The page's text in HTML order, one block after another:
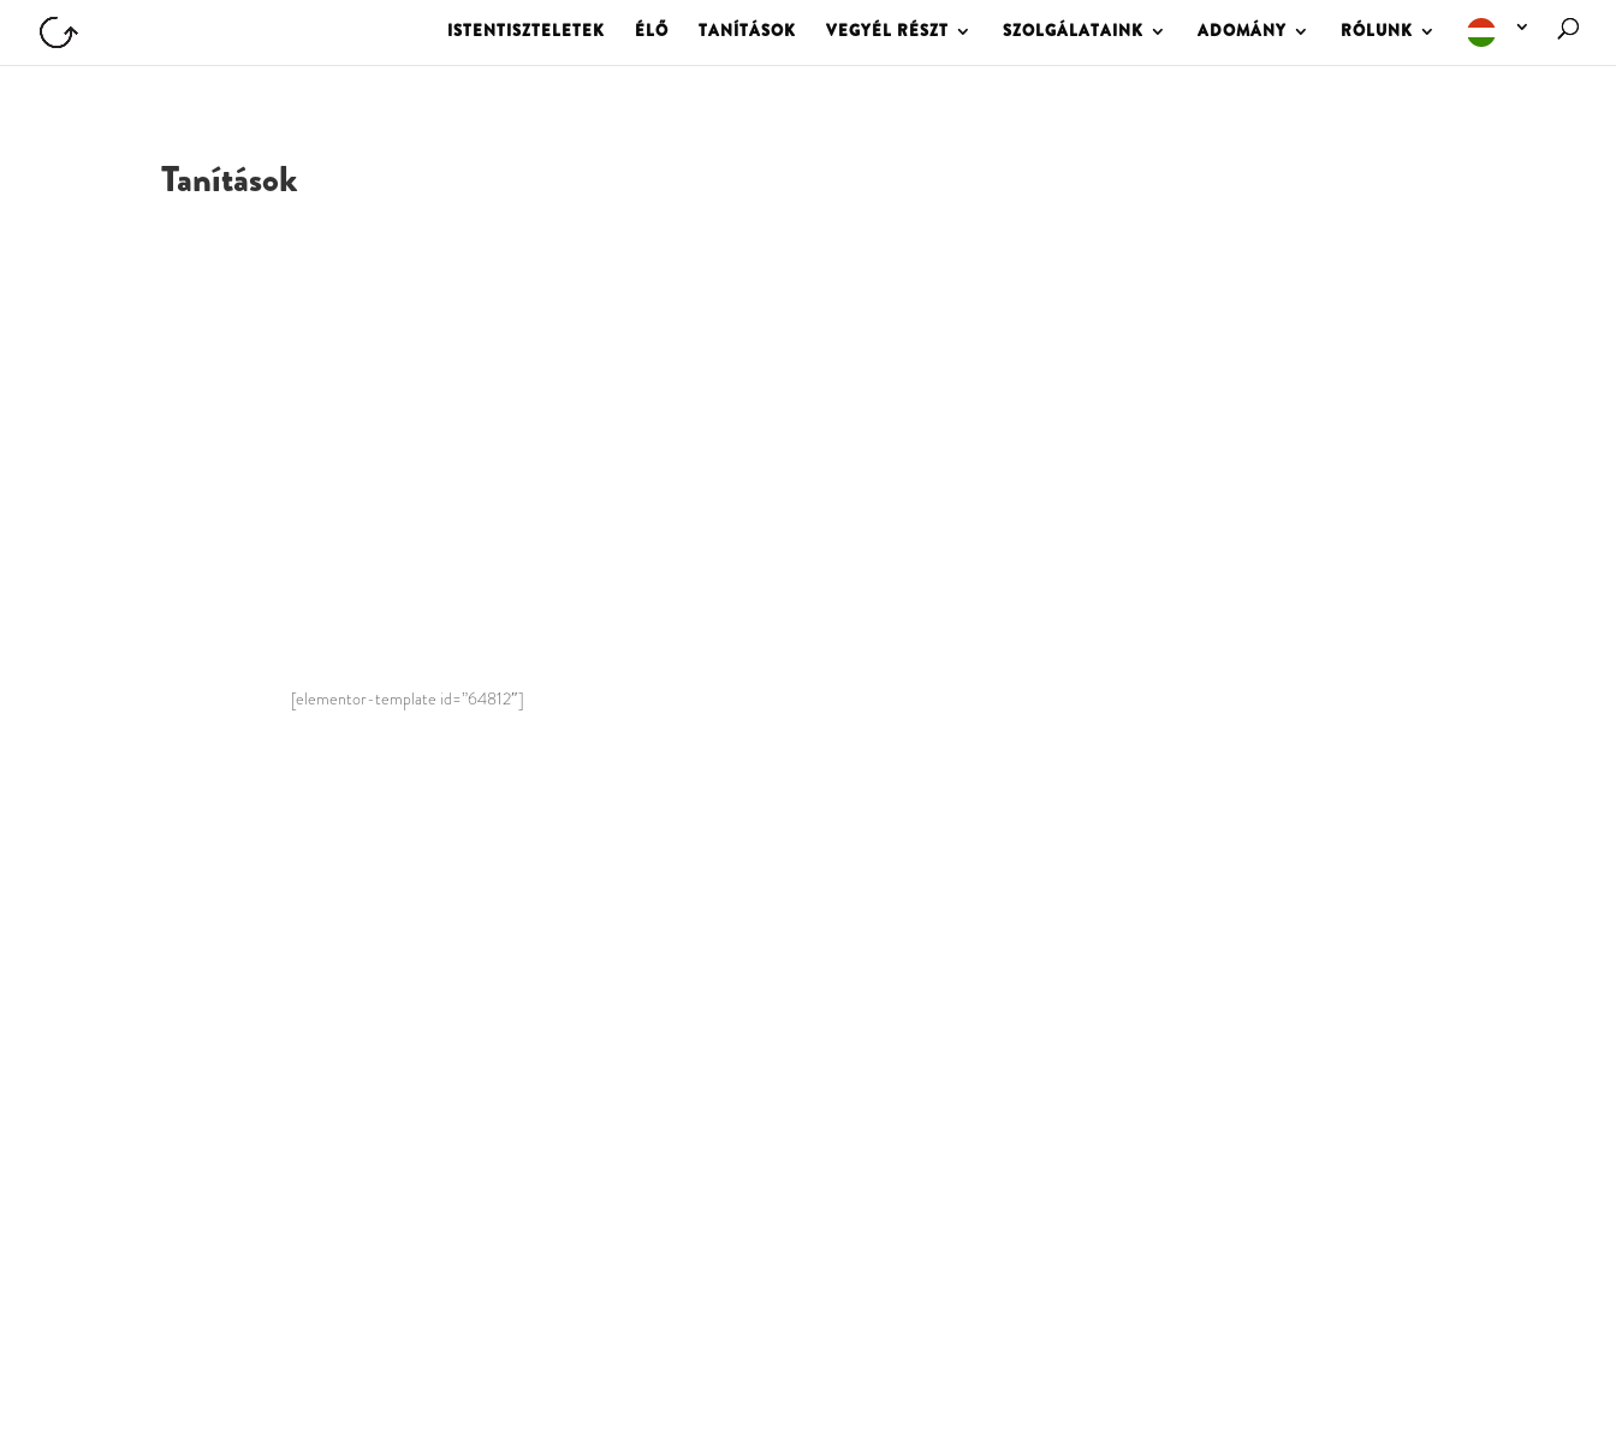
ISTENTISZTELETEK ÉLŐ TANÍTÁSOK VEGYÉL RÉSZT SZOLGÁLATAINK ADOMÁNY RÓLUNK
Tanítások
[elementor-template id=”64812″]